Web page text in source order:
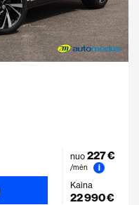
nuo 227 €
/mėn
i
Kaina
22 990 €